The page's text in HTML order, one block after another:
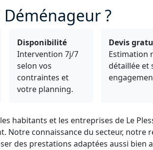
?
Disponibilité
Intervention 7j/7
selon vos
contraintes et
votre planning.
Devis
Estimation
détaillée et
habitants et les entreprises de Le
Notre connaissance du secteur, notre
des prestations adaptées aussi bien